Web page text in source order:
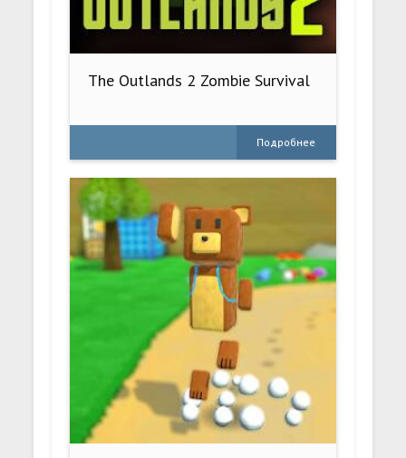
The Outlands 2 Zombie Survival
Подробнее